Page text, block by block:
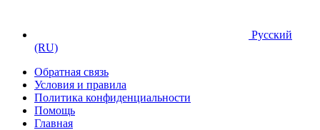
Русский
(RU)
Обратная связь
Условия и правила
Политика конфиденциальности
Помощь
Главная